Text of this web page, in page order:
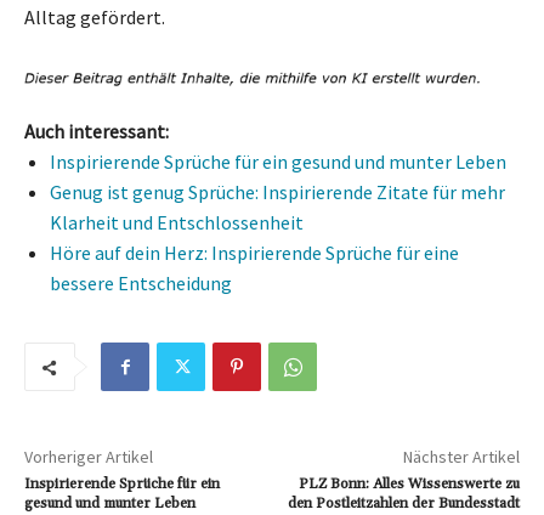
Alltag gefördert.
Auch interessant:
Inspirierende Sprüche für ein gesund und munter Leben
Genug ist genug Sprüche: Inspirierende Zitate für mehr
Klarheit und Entschlossenheit
Höre auf dein Herz: Inspirierende Sprüche für eine
bessere Entscheidung
Vorheriger Artikel
Inspirierende Sprüche für ein
gesund und munter Leben
Nächster Artikel
PLZ Bonn: Alles Wissenswerte zu
den Postleitzahlen der Bundesstadt